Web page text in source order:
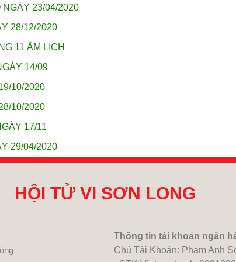
23/04/2020
28/12/2020
11 ÂM LỊCH
14/09
10/2020
10/2020
17/11
29/04/2020
HỘI TỬ VI SƠN LONG
Thông tin tài khoản ngân
Chủ Tài Khoản: Pham Anh